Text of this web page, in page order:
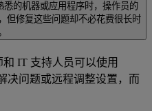
悉的机器或应用程序时，操作员的
但修复这些问题却不必花费很长时
IT 支持人员可以使用
决问题或远程调整设置，而